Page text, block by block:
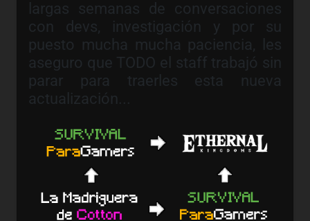
largas semanas de conversaciones
con devs, investigación y por su
puesto mucha mucha paciencia, les
aseguro que TODO el staff trabajó sin
parar para traerles esta nueva
actualización...